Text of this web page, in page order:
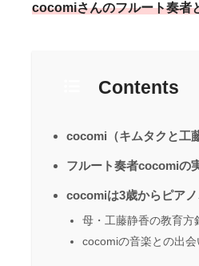
cocomiさんのフルート奏者
Contents
cocomi（キムタクと工
フルート奏者cocomiの
cocomiは3歳からピア
母・工藤静香の教育方
cocomiの音楽との出